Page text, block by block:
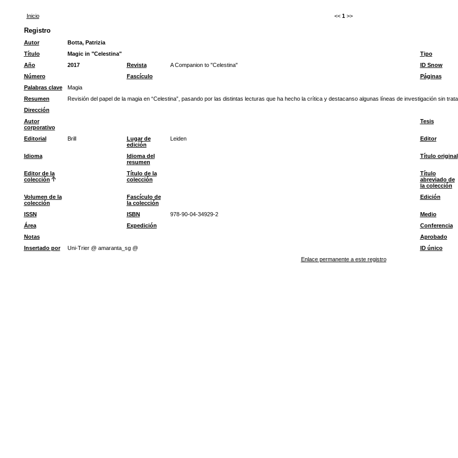
Inicio << 1 >>
Registro
Autor
Botta, Patrizia
Título
Magic in "Celestina" Tipo
Año
2017 Revista A Companion to "Celestina" ID Snow
Número
Fascículo Páginas
Palabras clave
Magia
Resumen
Revisión del papel de la magia en “Celestina”, pasando por las distintas lecturas que ha hecho la crítica y destacanso algunas líneas de investigación sin
Dirección
Autor
corporativo
Tesis
Editorial Brill
Lugar de
edición
Leiden Editor
Idioma
Idioma del
resumen
Título original
Editor de la
colección
Título de la
colección
Título
abreviado de
la colección
Volumen de la
colección
Fascículo de
la colección
Edición
ISSN ISBN 978-90-04-34929-2
Medio
Área
Expedición
Conferencia
Notas
Aprobado
Insertado por
Uni-Trier @ amaranta_sg @ ID único
Enlace permanente a este registro